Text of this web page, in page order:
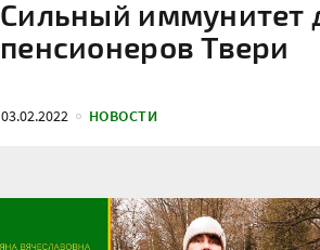
Сильный иммунитет
пенсионеров Твери
03.02.2022 НОВОСТИ